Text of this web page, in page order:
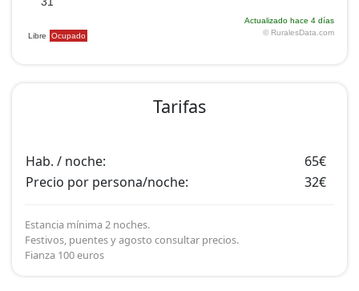
Tarifas
Hab. / noche:
65€
Precio por persona/noche:
32€
Estancia mínima 2 noches.
Festivos, puentes y agosto consultar precios.
Fianza 100 euros